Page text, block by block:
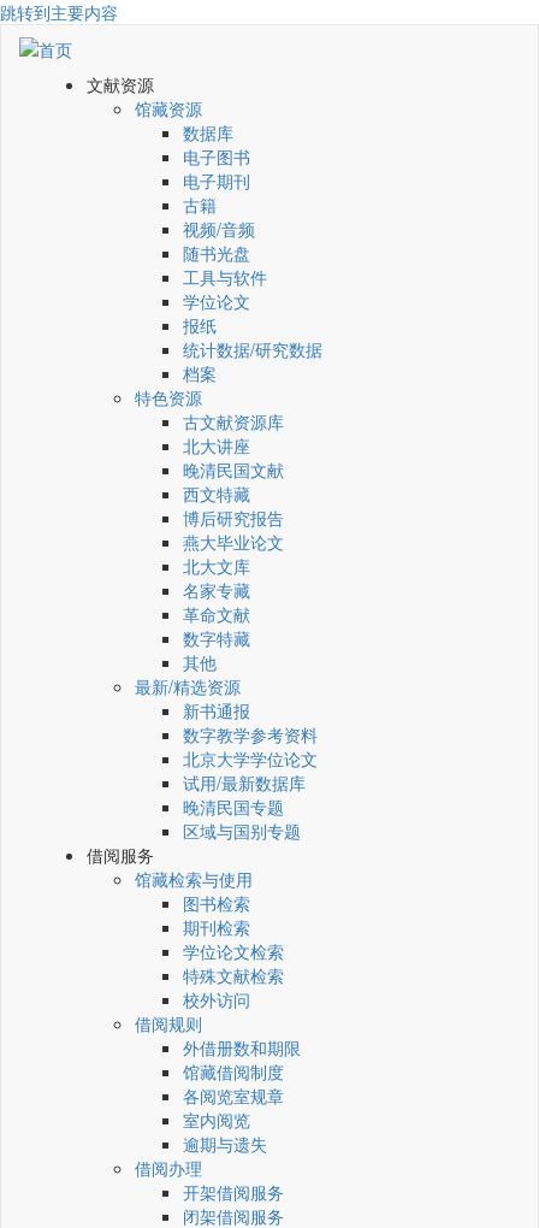
跳转到主要内容
文献资源
馆藏资源
数据库
电子图书
电子期刊
古籍
视频/音频
随书光盘
工具与软件
学位论文
报纸
统计数据/研究数据
档案
特色资源
古文献资源库
北大讲座
晚清民国文献
西文特藏
博后研究报告
燕大毕业论文
北大文库
名家专藏
革命文献
数字特藏
其他
最新/精选资源
新书通报
数字教学参考资料
北京大学学位论文
试用/最新数据库
晚清民国专题
区域与国别专题
借阅服务
馆藏检索与使用
图书检索
期刊检索
学位论文检索
特殊文献检索
校外访问
借阅规则
外借册数和期限
馆藏借阅制度
各阅览室规章
室内阅览
逾期与遗失
借阅办理
开架借阅服务
闭架借阅服务